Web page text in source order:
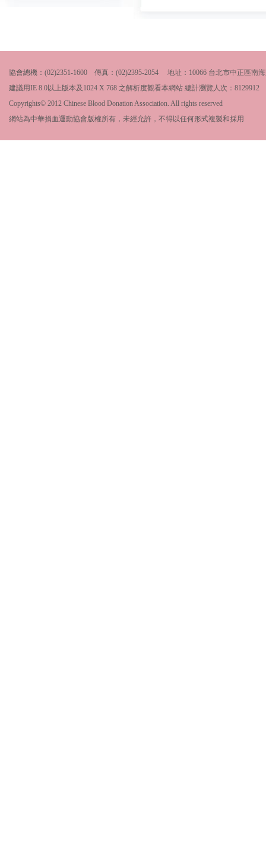
協會總機：(02)2351-1600 傳真：(02)2395-2054 地址：10066 台北市中正區南
建議用IE 8.0以上版本及1024 X 768 之解析度觀看本網站 總計瀏覽人次： 8129912
Copyrights© 2012 Chinese Blood Donation Association. All rights reserved
網站為中華捐血運動協會版權所有，未經允許，不得以任何形式複製和採用